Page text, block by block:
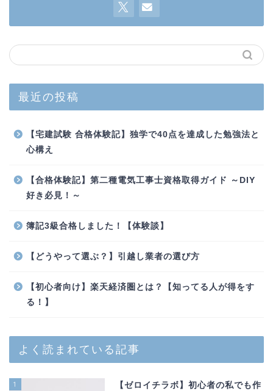
最近の投稿
【宅建試験 合格体験記】独学で40点を達成した勉強法と
心構え
【合格体験記】第二種電気工事士資格取得ガイド ～DIY
好き必見！～
簿記3級合格しました！【体験談】
【どうやって選ぶ？】引越し業者の選び方
【初心者向け】楽天経済圏とは？【知ってる人が得をす
る！】
よく読まれている記事
1
【ゼロイチラボ】初心者の私でも作